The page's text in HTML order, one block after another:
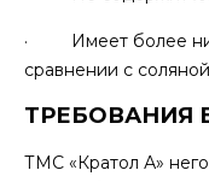
· Имеет более
сравнении с
ТРЕБОВАНИЯ
ТМС «Кратол А»